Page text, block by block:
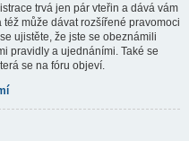
trvá jen pár vteřin a dává vám
může dávat rozšířené pravomoci
ujistěte, že jste se obeznámili
pravidly a ujednáními. Také se
se na fóru objeví.